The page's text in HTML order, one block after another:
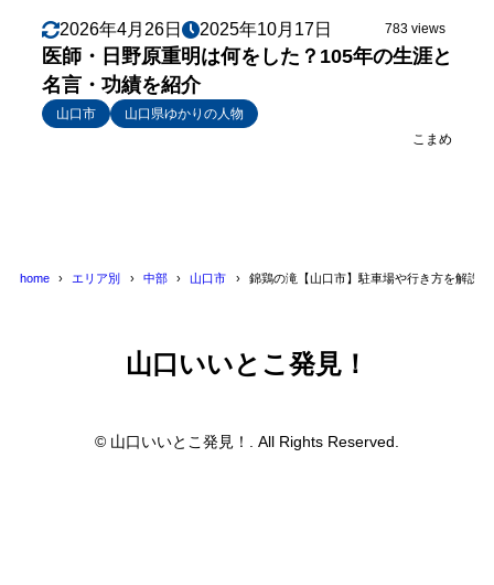
2026年4月26日 2025年10月17日 783 views
医師・日野原重明は何をした？105年の生涯と
名言・功績を紹介
山口市
山口県ゆかりの人物
こまめ
home エリア別 中部 山口市 錦鶏の滝【山口市】駐車場や行き方を解説
山口いいとこ発見！
© 山口いいとこ発見！. All Rights Reserved.